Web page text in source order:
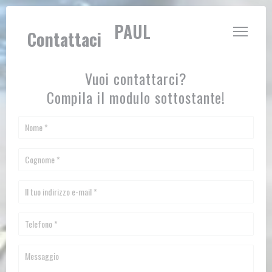
Personalizzazione delle tue scelte sui cookie
LE JARDIN DE PAUL
Contattaci
Vuoi contattarci?
Compila il modulo sottostante!